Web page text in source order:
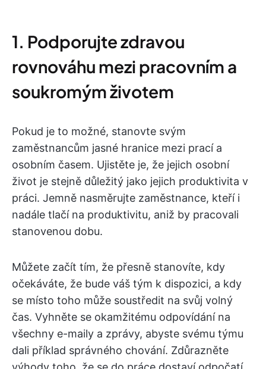
1. Podporujte zdravou
rovnováhu mezi pracovním a
soukromým životem
Pokud je to možné, stanovte svým
zaměstnancům jasné hranice mezi prací a
osobním časem. Ujistěte je, že jejich osobní
život je stejně důležitý jako jejich produktivita v
práci. Jemně nasměrujte zaměstnance, kteří i
nadále tlačí na produktivitu, aniž by pracovali
stanovenou dobu.
Můžete začít tím, že přesně stanovíte, kdy
očekáváte, že bude váš tým k dispozici, a kdy
se místo toho může soustředit na svůj volný
čas. Vyhněte se okamžitému odpovídání na
všechny e-maily a zprávy, abyste svému týmu
dali příklad správného chování. Zdůrazněte